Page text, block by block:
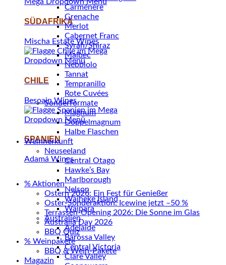
SÜDAFRIKA
Mischa Estate Wines
CHILE
Besoain Wines
SPANIEN
Adamá Wines
% Aktionen
Ostern 2026: Ein Fest für Genießer
Oster-Sonderaktion: Icewine jetzt –50 %
Terrassen-Opening 2026: Die Sonne im Glas
Australia Day 2026
BBQ Quiz
% Weinpakete
BBQ & Wein-Pakete
Magazin
Carménère
Grenache
Merlot
Cabernet Franc
Syrah/Shiraz
Malbec
Nebbiolo
Tannat
Tempranillo
Rote Cuvées
Sonderformate
Magnum
Doppelmagnum
Halbe Flaschen
Weinherkunft
Neuseeland
Central Otago
Hawke’s Bay
Marlborough
Nelson
Waiheke Island
Waipara
Australien
Adelaide
Barossa Valley
Central Victoria
Clare Valley